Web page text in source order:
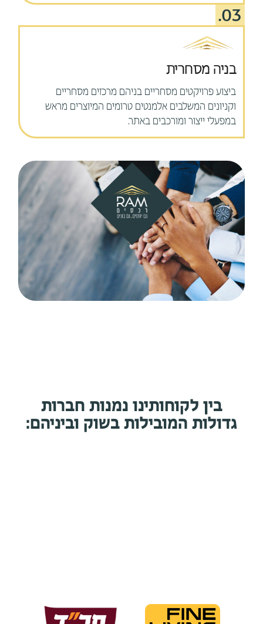
03.
בניה מסחרית
ביצוע פרויקטים מסחריים בניהם מרכזים מסחריים
וקניונים המשלבים אלמנטים טרומים המיוצרים מראש
במפעלי ייצור ומורכבים באתר.
בין לקוחותינו נמנות חברות
גדולות המובילות בשוק וביניהם: